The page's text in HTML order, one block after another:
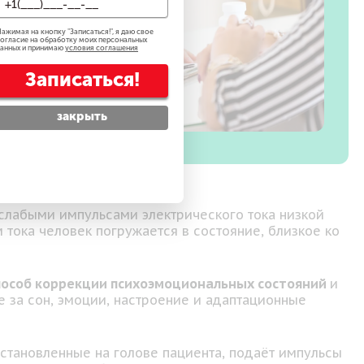
импульсами электрического тока низкой
человек погружается в состояние, близкое ко
коррекции психоэмоциональных состояний и
за сон, эмоции, настроение и адаптационные
на голове пациента, подаёт импульсы
на кнопку "Записаться!", я даю свое
на обработку моих персональных
и принимаю условия соглашения
Записаться!
закрыть